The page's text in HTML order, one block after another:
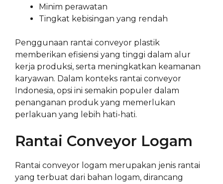
Minim perawatan
Tingkat kebisingan yang rendah
Penggunaan rantai conveyor plastik
memberikan efisiensi yang tinggi dalam alur
kerja produksi, serta meningkatkan keamanan
karyawan. Dalam konteks rantai conveyor
Indonesia, opsi ini semakin populer dalam
penanganan produk yang memerlukan
perlakuan yang lebih hati-hati.
Rantai Conveyor Logam
Rantai conveyor logam merupakan jenis rantai
yang terbuat dari bahan logam, dirancang